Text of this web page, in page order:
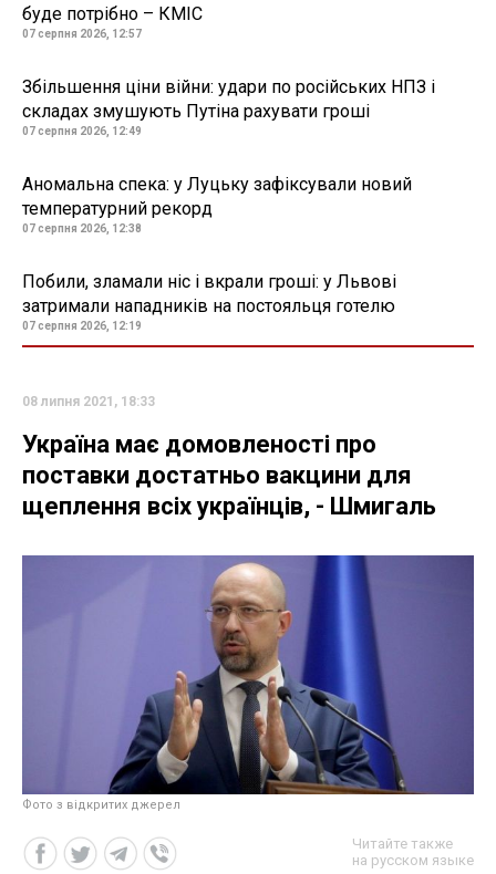
буде потрібно – КМІС
07 серпня 2026, 12:57
Збільшення ціни війни: удари по російських НПЗ і
складах змушують Путіна рахувати гроші
07 серпня 2026, 12:49
Аномальна спека: у Луцьку зафіксували новий
температурний рекорд
07 серпня 2026, 12:38
Побили, зламали ніс і вкрали гроші: у Львові
затримали нападників на постояльця готелю
07 серпня 2026, 12:19
08 липня 2021, 18:33
Україна має домовленості про
поставки достатньо вакцини для
щеплення всіх українців, - Шмигаль
Фото з відкритих джерел
Читайте также
на русском языке